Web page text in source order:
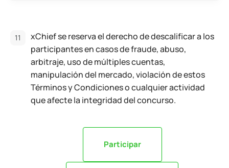
xChief se reserva el derecho de descalificar a los
participantes en casos de fraude, abuso,
arbitraje, uso de múltiples cuentas,
manipulación del mercado, violación de estos
Términos y Condiciones o cualquier actividad
que afecte la integridad del concurso.
Participar